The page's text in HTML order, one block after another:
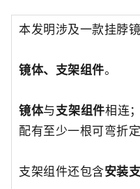
本发明涉及一款挂脖镜
镜体、支架组件。
镜体与支架组件相连
配有至少一根可弯折
支架组件还包含安装